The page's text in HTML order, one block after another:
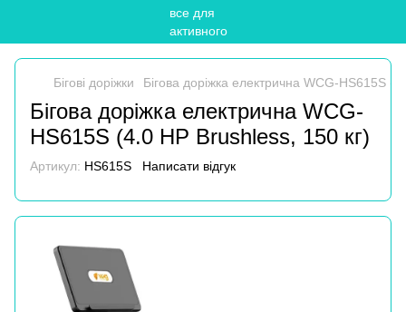
Бігові доріжки Бігова доріжка електрична WCG-HS615S
Бігова доріжка електрична WCG-
HS615S (4.0 HP Brushless, 150 кг)
Артикул: HS615S Написати відгук